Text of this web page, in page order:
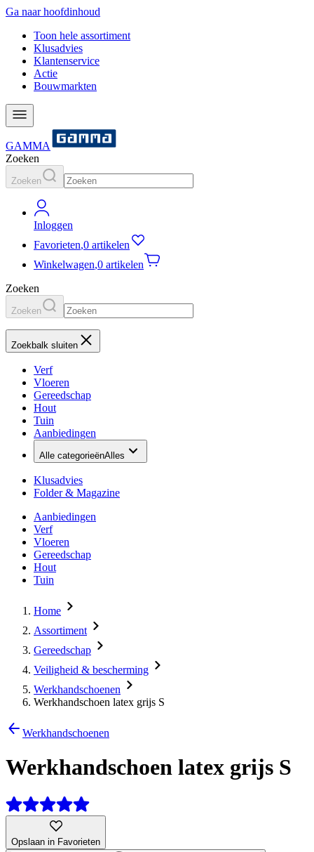
Ga naar hoofdinhoud
Toon hele assortiment
Klusadvies
Klantenservice
Actie
Bouwmarkten
GAMMA
Zoeken
Zoeken
Inloggen
Favorieten,0 artikelen
Winkelwagen,0 artikelen
Zoeken
Zoeken
Zoekbalk sluiten
Verf
Vloeren
Gereedschap
Hout
Tuin
Aanbiedingen
Alle categorieënAlles
Klusadvies
Folder & Magazine
Aanbiedingen
Verf
Vloeren
Gereedschap
Hout
Tuin
Home
Assortiment
Gereedschap
Veiligheid & bescherming
Werkhandschoenen
Werkhandschoen latex grijs S
Werkhandschoenen
Werkhandschoen latex grijs S
Opslaan in Favorieten